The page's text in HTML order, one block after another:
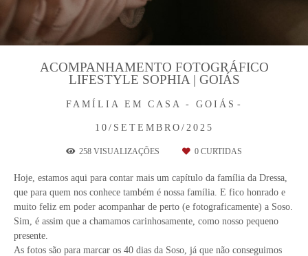
FAMÍLIA EM CASA - GOIÁS
10/SETEMBRO/2025
ACOMPANHAMENTO FOTOGRÁFICO
LIFESTYLE SOPHIA | GOIÁS
258 VISUALIZAÇÕES 0 CURTIDAS
Hoje, estamos aqui para contar mais um capítulo da família da Dressa,
que para quem nos conhece também é nossa família. E fico honrado e
muito feliz em poder acompanhar de perto (e fotograficamente) a Soso.
Sim, é assim que a chamamos carinhosamente, como nosso pequeno
presente.
As fotos são para marcar os 40 dias da Soso, já que não conseguimos